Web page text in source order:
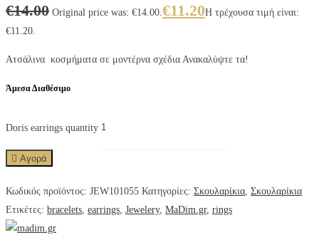
€14.00 Original price was: €14.00. €11.20Η τρέχουσα τιμή είναι:
€11.20.
Ατσάλινα κοσμήματα σε μοντέρνα σχέδια Ανακαλύψτε τα!
Άμεσα Διαθέσιμο
Doris earrings quantity
Αγορά
Κωδικός προϊόντος: JEW101055 Κατηγορίες: Σκουλαρίκια Σκουλαρίκια
Ετικέτες: bracelets earrings Jewelery, MaDim.gr, rings